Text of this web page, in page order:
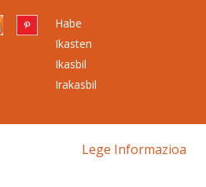
Habe
Ikasten
Ikasbil
Irakasbil
Lege Informazioa